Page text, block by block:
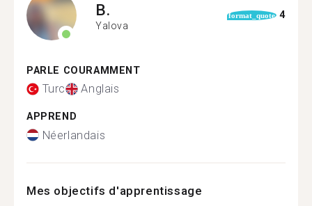
B.
Yalova
format_quote 4
PARLE COURAMMENT
Turc Anglais
APPREND
Néerlandais
Mes objectifs d'apprentissage